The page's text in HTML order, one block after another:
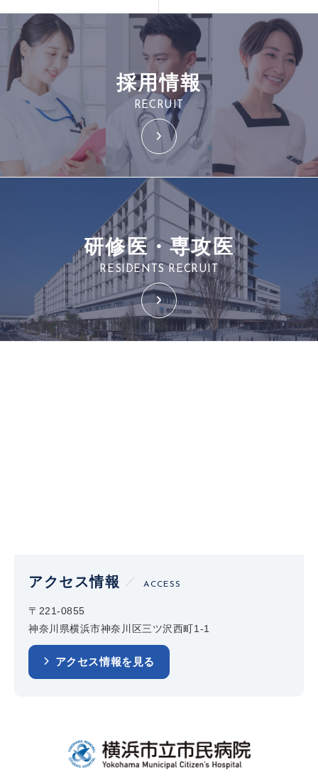
採用情報
RECRUIT
研修医・専攻医
RESIDENTS RECRUIT
アクセス情報 ACCESS
〒221-0855
神奈川県横浜市神奈川区三ツ沢西町1-1
アクセス情報を見る